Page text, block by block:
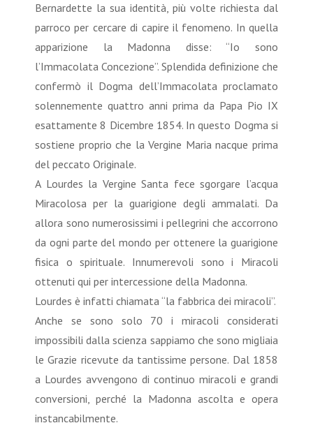
Bernardette la sua identità, più volte richiesta dal
parroco per cercare di capire il fenomeno. In quella
apparizione la Madonna disse: “Io sono
l’Immacolata Concezione”. Splendida definizione che
confermò il Dogma dell’Immacolata proclamato
solennemente quattro anni prima da Papa Pio IX
esattamente 8 Dicembre 1854. In questo Dogma si
sostiene proprio che la Vergine Maria nacque prima
del peccato Originale.
A Lourdes la Vergine Santa fece sgorgare l’acqua
Miracolosa per la guarigione degli ammalati. Da
allora sono numerosissimi i pellegrini che accorrono
da ogni parte del mondo per ottenere la guarigione
fisica o spirituale. Innumerevoli sono i Miracoli
ottenuti qui per intercessione della Madonna.
Lourdes è infatti chiamata “la fabbrica dei miracoli”.
Anche se sono solo 70 i miracoli considerati
impossibili dalla scienza sappiamo che sono migliaia
le Grazie ricevute da tantissime persone. Dal 1858
a Lourdes avvengono di continuo miracoli e grandi
conversioni, perché la Madonna ascolta e opera
instancabilmente.